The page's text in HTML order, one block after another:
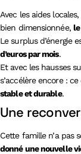
Avec les aides
bien dimensionnée, le
Le surplus d’énergie
d’euros par mois.
Et avec les hausses
s’accélère encore :
stable et durable.
Une
Cette famille n’a pas
donné une nouvelle